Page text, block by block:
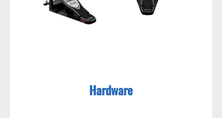
Hardware